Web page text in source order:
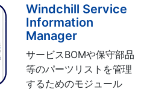
Windchill Service
Information
Manager
サービスBOMや保守部品
等のパーツリストを管理
するためのモジュール